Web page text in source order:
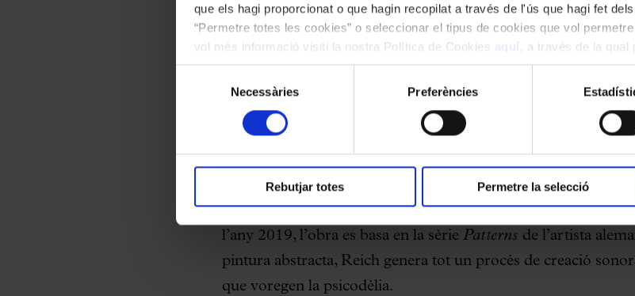
que els hagi proporcionat o que hagin recopilat a través de l'ús que hagi fet
“Permetre totes les cookies” o seleccionar el tipus de cookies que vol
vol més informació visiti la nostra Política de Cookies aquí
, a través de la
les cookies en qualsevol moment.
consentiment
Necessàries Preferències
Rebutjar totes Permetre la selecció
Zabalo, doctor en humanitats, al programa de mà.
repetició de patrons amb un lleuger desfasament per part de les
moviment real, similar a la contemplació d’un zoòtrop”,
tal
igualment recorda l’objectiu del compositor: “
és l’atenció de
manera quin patró resultant en particular escoltarà en un
poden entendre com a subproductes psicoacústics de la
obra del compositor seràReich/Richter.Encarregada per la
l’any 2019, l’obra es basa en la sèrie Patterns de l’artista
pintura abstracta, Reich genera tot un procés de creació
que voregen la psicodèlia.